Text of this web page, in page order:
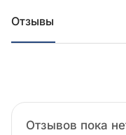
Отзывы
Отзывов пока